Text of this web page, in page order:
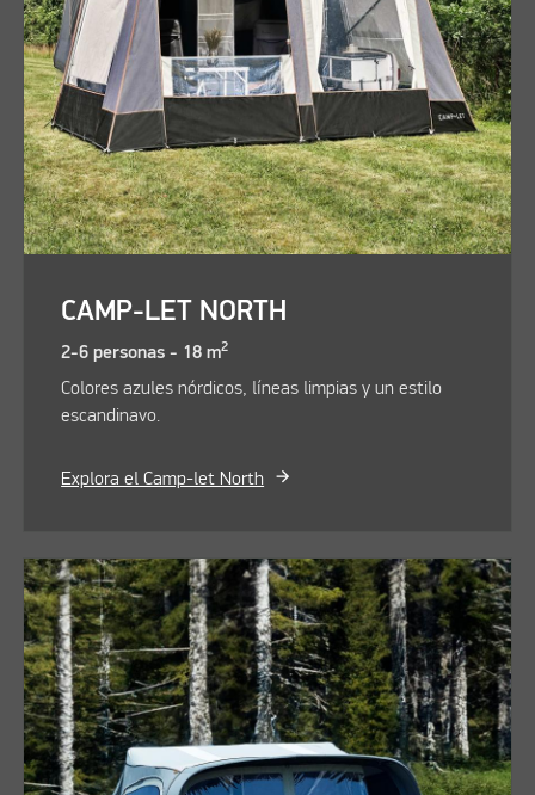
CAMP-LET NORTH
2-6 personas - 18 m2
Colores azules nórdicos, líneas limpias y un estilo
escandinavo.
Explora el Camp-let North